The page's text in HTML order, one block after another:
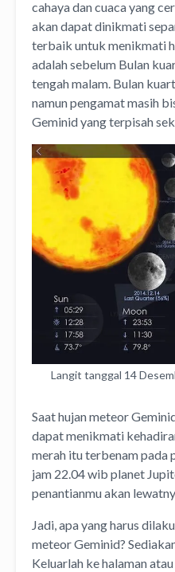
cahaya dan cuaca yang
akan dapat dinikmati
terbaik untuk menikmati
adalah sebelum Bulan
tengah malam. Bulan
namun pengamat masih
Geminid yang terpisah
Langit tanggal 14
Saat hujan meteor
dapat menikmati
merah itu terbenam pada
jam 22.04 wib planet
penantianmu akan
Jadi, apa yang harus
meteor Geminid?
Keluarlah ke halaman